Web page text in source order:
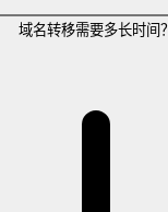
域名转移需要多长时间？